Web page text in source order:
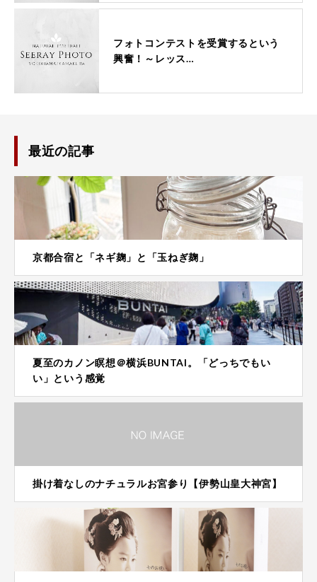
フォトコンテストを受賞するという
興奮！～レッス…
最近の記事
京都合宿と「ネギ麹」と「玉ねぎ麹」
夏至のカノン瞑想＠横浜BUNTAI。「どっちでもい
い」という感覚
掛け着なしのナチュラルお宮参り【伊勢山皇大神宮】